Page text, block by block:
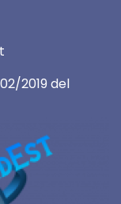
2019 del